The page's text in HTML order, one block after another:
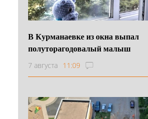
В Курманаевке из окна выпал
полуторагодовалый малыш
7 августа 11:09